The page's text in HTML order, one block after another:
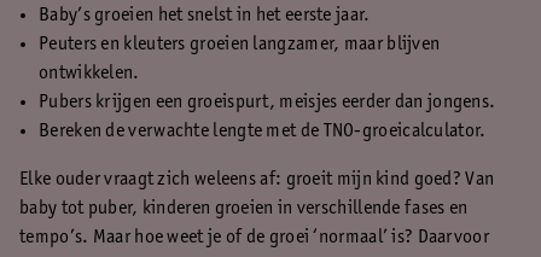
Baby’s groeien het snelst in het eerste jaar.
Peuters en kleuters groeien langzamer, maar blijven
ontwikkelen.
Pubers krijgen een groeispurt, meisjes eerder dan jongens.
Bereken de verwachte lengte met de TNO-groeicalculator.
Elke ouder vraagt zich weleens af: groeit mijn kind goed? Van
baby tot puber, kinderen groeien in verschillende fases en
tempo’s. Maar hoe weet je of de groei ‘normaal’ is? Daarvoor